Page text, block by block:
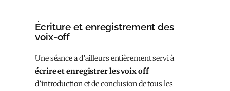
Écriture et enregistrement des
voix-off
Une séance a d’ailleurs entièrement servi à
écrire et enregistrer les voix off
d’introduction et de conclusion de tous les